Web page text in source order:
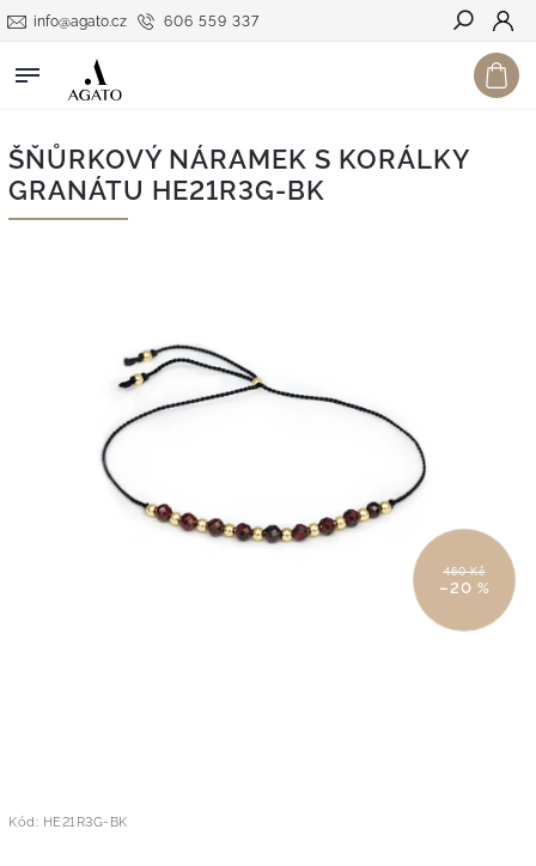
606 559 337
info@agato.cz
Hledat
ŠŇŮRKOVÝ NÁRAMEK S KORÁLKY
GRANÁTU HE21R3G-BK
460 Kč
–20 %
Kód: HE21R3G-BK